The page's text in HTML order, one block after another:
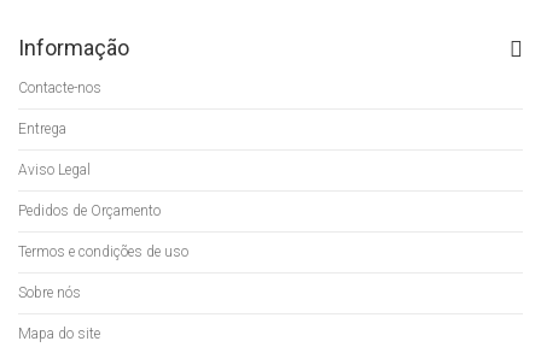
Informação
Contacte-nos
Entrega
Aviso Legal
Pedidos de Orçamento
Termos e condições de uso
Sobre nós
Mapa do site